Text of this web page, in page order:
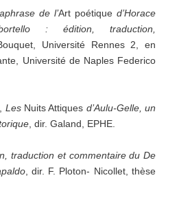
de l’Art poétique d’Horace
:
édition, traduction,
Université Rennes 2, en
Université de Naples Federico
LesNuits Attiques d’Aulu-Gelle, un
, dir. Galand, EPHE.
traduction et commentaire du De
, dir. F. Ploton- Nicollet, thèse